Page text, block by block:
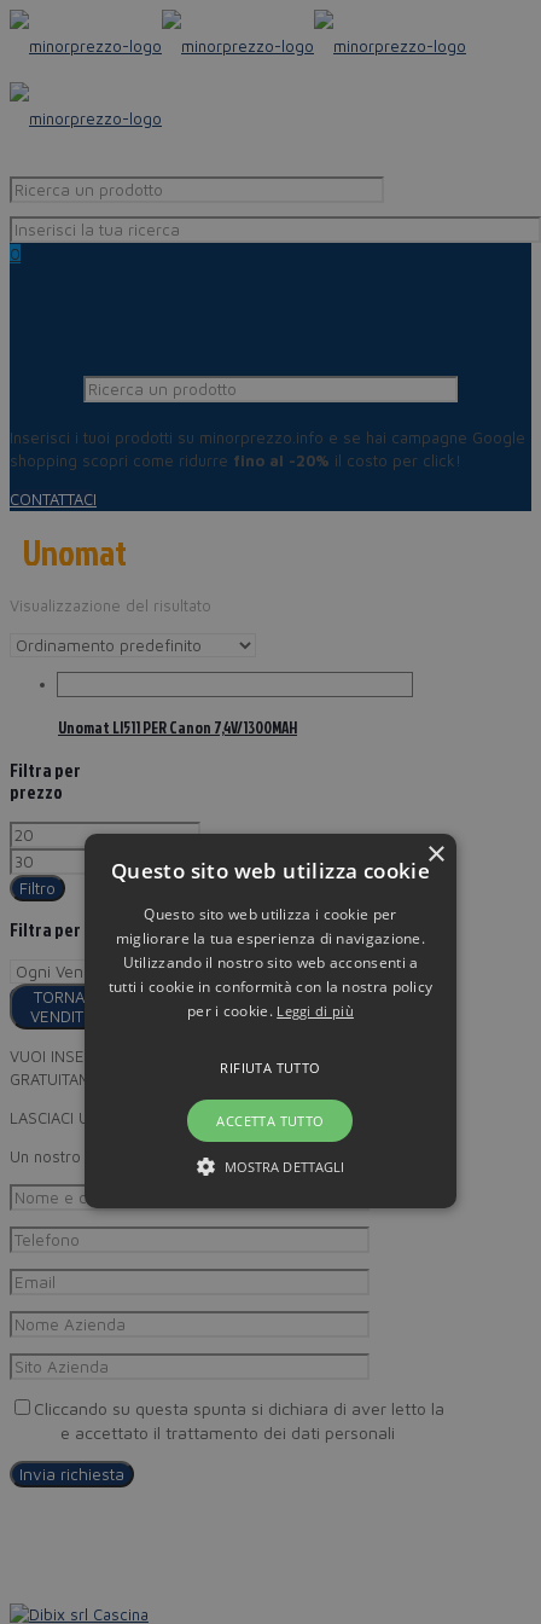
0
Inserisci i tuoi prodotti su minorprezzo.info e se hai campagne Google
shopping scopri come ridurre fino al -20% il costo per click!
CONTATTACI
Unomat
Visualizzazione del risultato
Unomat LI511 PER Canon 7,4V/1300MAH
Filtra per
prezzo
Filtro
Filtra per
TORNA AI
VENDITORI
VUOI INSERIRE I TUOI PRODOTTI
GRATUITAMENTE SU MINORPREZZO?
LASCIACI UN RECAPITO
Un nostro incaricato provvederà a ricontattarti
Cliccando su questa spunta si dichiara di aver letto la
e accettato il trattamento dei dati personali
×
Questo sito web utilizza cookie
Questo sito web utilizza i cookie per
migliorare la tua esperienza di navigazione.
Utilizzando il nostro sito web acconsenti a
tutti i cookie in conformità con la nostra policy
per i cookie. Leggi di più
ACCETTA TUTTO
RIFIUTA TUTTO
MOSTRA DETTAGLI